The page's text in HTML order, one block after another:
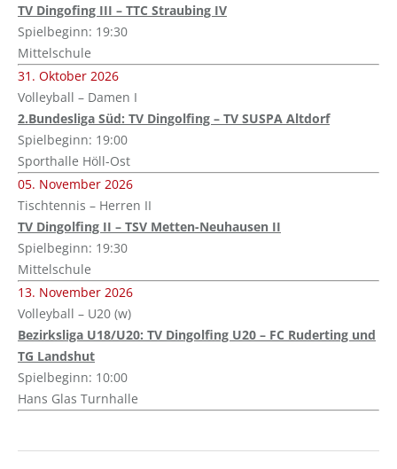
TV Dingofing III – TTC Straubing IV
Spielbeginn: 19:30
Mittelschule
31. Oktober 2026
Volleyball – Damen I
2.Bundesliga Süd: TV Dingolfing – TV SUSPA Altdorf
Spielbeginn: 19:00
Sporthalle Höll-Ost
05. November 2026
Tischtennis – Herren II
TV Dingolfing II – TSV Metten-Neuhausen II
Spielbeginn: 19:30
Mittelschule
13. November 2026
Volleyball – U20 (w)
Bezirksliga U18/U20: TV Dingolfing U20 – FC Ruderting und
TG Landshut
Spielbeginn: 10:00
Hans Glas Turnhalle